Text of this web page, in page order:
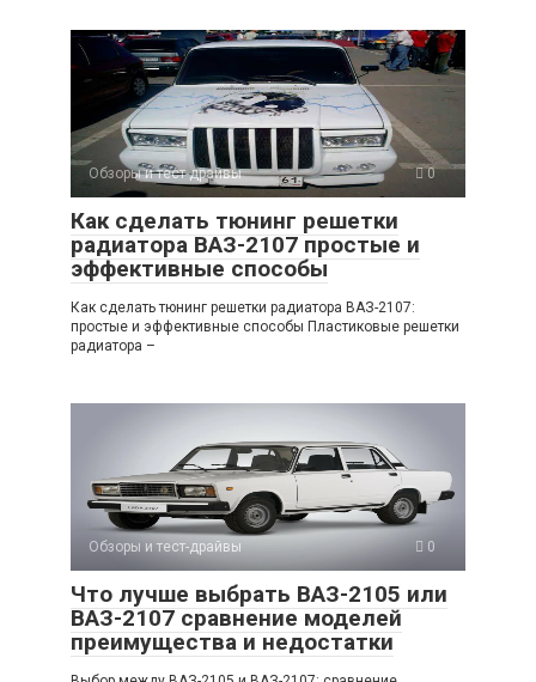
Обзоры и тест-драйвы 0
Как сделать тюнинг решетки
радиатора ВАЗ-2107 простые и
эффективные способы
Как сделать тюнинг решетки радиатора ВАЗ-2107:
простые и эффективные способы Пластиковые решетки
радиатора –
Обзоры и тест-драйвы 0
Что лучше выбрать ВАЗ-2105 или
ВАЗ-2107 сравнение моделей
преимущества и недостатки